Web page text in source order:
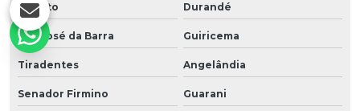
Reduto Durandé
São José da Barra Guiricema
Tiradentes Angelândia
Senador Firmino Guarani